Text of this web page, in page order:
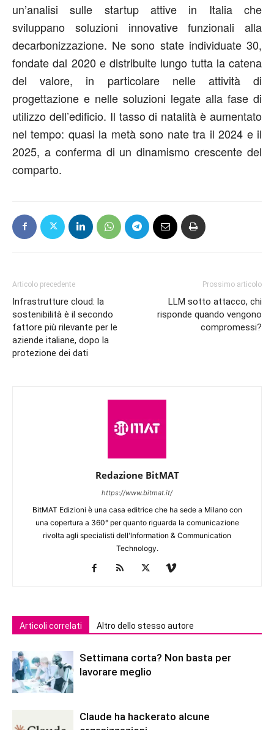
un’analisi sulle startup attive in Italia che
sviluppano soluzioni innovative funzionali alla
decarbonizzazione. Ne sono state individuate 30,
fondate dal 2020 e distribuite lungo tutta la catena
del valore, in particolare nelle attività di
progettazione e nelle soluzioni legate alla fase di
utilizzo dell’edificio. Il tasso di natalità è aumentato
nel tempo: quasi la metà sono nate tra il 2024 e il
2025, a conferma di un dinamismo crescente del
comparto.
Articolo precedente
Infrastrutture cloud: la
sostenibilità è il secondo
fattore più rilevante per le
aziende italiane, dopo la
protezione dei dati
Prossimo articolo
LLM sotto attacco, chi
risponde quando vengono
compromessi?
Redazione BitMAT
https://www.bitmat.it/
BitMAT Edizioni è una casa editrice che ha sede a Milano con
una copertura a 360° per quanto riguarda la comunicazione
rivolta agli specialisti dell'lnformation & Communication
Technology.
Articoli correlati Altro dello stesso autore
Settimana corta? Non basta per
lavorare meglio
Claude ha hackerato alcune